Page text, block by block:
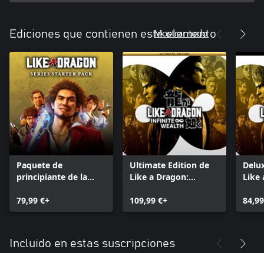
Ediciones que contienen este elemento
Mostrar todo
Paquete de
principiante de la
79,99 €+
Ultimate Edition de
Like a Dragon:
109,99 €+
Like
Incluido en estas suscripciones